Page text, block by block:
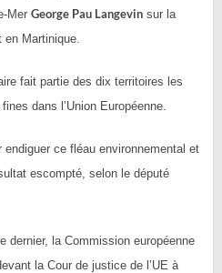
Mer George Pau Langevin sur la
Martinique.
fait partie des dix territoires les
dans l’Union Européenne.
ce fléau environnemental et
escompté, selon le député
dernier, la Commission européenne
la Cour de justice de l’UE à